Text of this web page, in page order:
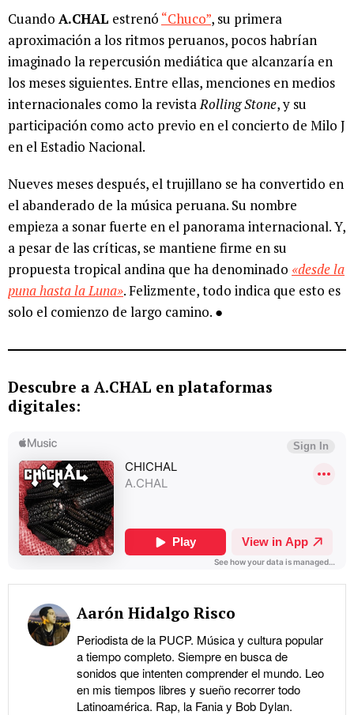
Cuando A.CHAL estrenó “Chuco”, su primera
aproximación a los ritmos peruanos, pocos habrían
imaginado la repercusión mediática que alcanzaría en
los meses siguientes. Entre ellas, menciones en medios
internacionales como la revistaRolling Stone, y su
participación como acto previo en el concierto de Milo J
en el Estadio Nacional.
Nueves meses después, el trujillano se ha convertido en
el abanderado de la música peruana. Su nombre
empieza a sonar fuerte en el panorama internacional. Y,
a pesar de las críticas, se mantiene firme en su
propuesta tropical andina que ha denominado «desde la
puna hasta la Luna». Felizmente, todo indica que esto es
solo el comienzo de largo camino. ●
Descubre a A.CHAL en plataformas
digitales:
Aarón Hidalgo Risco
Periodista de la PUCP. Música y cultura popular
a tiempo completo. Siempre en busca de
sonidos que intenten comprender el mundo. Leo
en mis tiempos libres y sueño recorrer todo
Latinoamérica. Rap, la Fania y Bob Dylan.